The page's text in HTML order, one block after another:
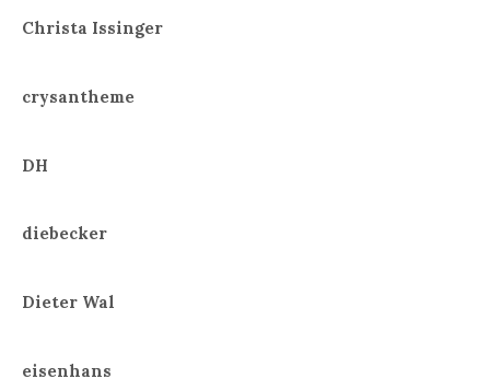
Christa Issinger
crysantheme
DH
diebecker
Dieter Wal
eisenhans